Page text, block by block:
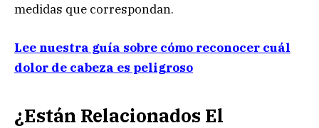
medidas que correspondan.
Lee nuestra guía sobre cómo reconocer cuál
dolor de cabeza es peligroso
¿Están Relacionados El